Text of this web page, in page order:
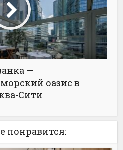
—
оазис в
Сити
понравится: